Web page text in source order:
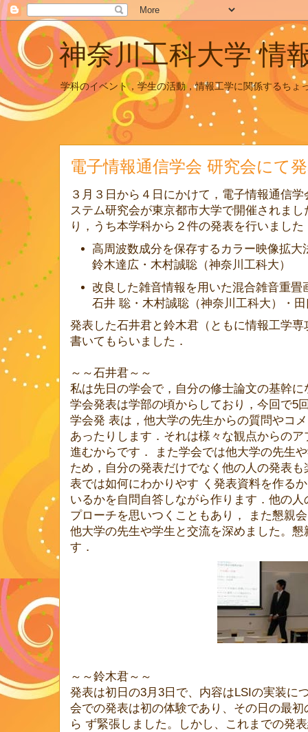
神奈川工科大学 情
学科のイベント，学生の活動，情報工学に関係するちょ
電子情報通信学会 研究会にて
３月３日から４日にかけて，電子情報通信
ステム研究会が東京都市大学で開催されま
り，うち本学科から２件の発表を行いました
高周波数成分を保存するカラー映像拡大
鈴木達広・木村誠聡（神奈川工科大）
改良した雑音情報を用いた混合雑音重畳
石井 聡・木村誠聡（神奈川工科大）・
発表した石井君と鈴木君（ともに情報工学
書いてもらいました．
～～石井君～～
私は先日の学会で，自分の修士論文の基幹
学会発表は学部の頃からしており，今回で5
学会発 表は，他大学の先生からの質問やコ
あったりします．それは様々な観点からの
進むからです． また学会では他大学の先生
ため，自分の発表だけでなく他の人の発表
表では如何にわかりやす く発表資料を作る
いるかを自問自答しながら作ります．他の
プローチを思いつくこともあり， また懇親
他大学の先生や学生と交流を深めました。
す．
～～鈴木君～～
発表は初日の3月3日で、内容はLSIの実装に
会での発表は初の体験であり、その日の最
ら ず緊張しました。しかし、これまでの発